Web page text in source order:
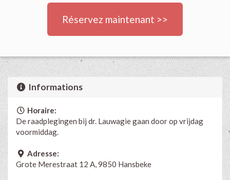
Réservez maintenant >>
Informations
Horaire:
De raadplegingen bij dr. Lauwagie gaan door op vrijdag
voormiddag.
Adresse:
Grote Merestraat 12 A, 9850 Hansbeke